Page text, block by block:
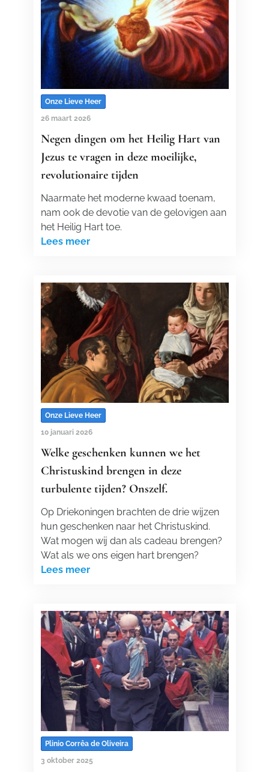
Onze Lieve Heer
26 maart 2026
Negen dingen om het Heilig Hart van
Jezus te vragen in deze moeilijke,
revolutionaire tijden
Naarmate het moderne kwaad toenam,
nam ook de devotie van de gelovigen aan
het Heilig Hart toe.
Lees meer
Onze Lieve Heer
10 januari 2026
Welke geschenken kunnen we het
Christuskind brengen in deze
turbulente tijden? Onszelf.
Op Driekoningen brachten de drie wijzen
hun geschenken naar het Christuskind.
Wat mogen wij dan als cadeau brengen?
Wat als we ons eigen hart brengen?
Lees meer
Plinio Corrêa de Oliveira
3 oktober 2025